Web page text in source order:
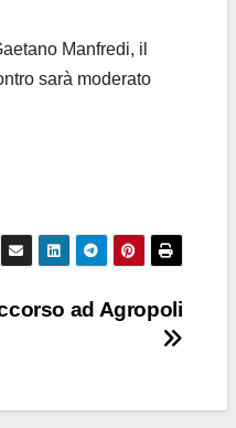
Manfredi, il
sarà moderato
ad Agropoli